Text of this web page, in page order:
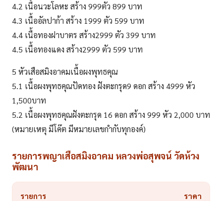
4.2 เนื้อนวะโลหะ สร้าง 999ตัว 899 บาท
4.3 เนื้ออัลปาก้า สร้าง 1999 ตัว 599 บาท
4.4 เนื้อทองฝาบาตร สร้าง2999 ตัว 399 บาท
4.5 เนื้อทองแดง สร้าง2999 ตัว 599 บาท
5 หัวเสือสมิงอาคมเนื้อผงพุทธคุณ
5.1 เนื้อผงพุทธคุณปัดทอง ฝังตะกรุด9 ดอก สร้าง 4999 หัว
1,500บาท
5.2 เนื้อผงพุทธคุณฝังตะกรุด 16 ดอก สร้าง 999 หัว 2,000 บาท
(หมายเหตุ มีโค๊ต มีหมายเลขกำกับทุกองค์)
รายการพญาเสือสมิงอาคม หลวงพ่อสุพจน์ วัดห้วง
พัฒนา
รายการ ราคา